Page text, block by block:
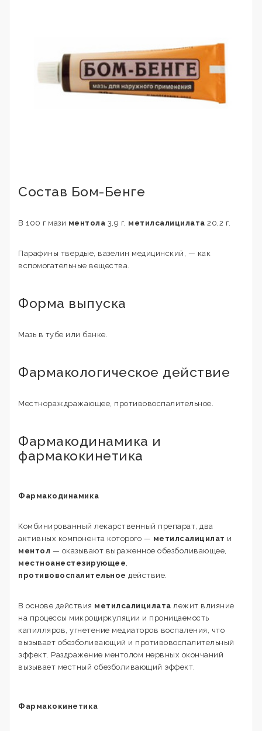
Состав Бом-Бенге
В 100 г мази ментола 3,9 г, метилсалицилата 20,2 г.
Парафины твердые, вазелин медицинский, — как
вспомогательные вещества.
Форма выпуска
Мазь в тубе или банке.
Фармакологическое действие
Местнораждражающее, противовоспалительное.
Фармакодинамика и
фармакокинетика
Фармакодинамика
Комбинированный лекарственный препарат, два
активных компонента которого — метилсалицилат и
ментол — оказывают выраженное обезболивающее,
местноанестезирующее
противовоспалительное действие.
В основе действия метилсалицилата лежит влияние
на процессы микроциркуляции и проницаемость
капилляров, угнетение медиаторов воспаления, что
вызывает обезболивающий и противовоспалительный
эффект. Раздражение ментолом нервных окончаний
вызывает местный обезболивающий эффект.
Фармакокинетика